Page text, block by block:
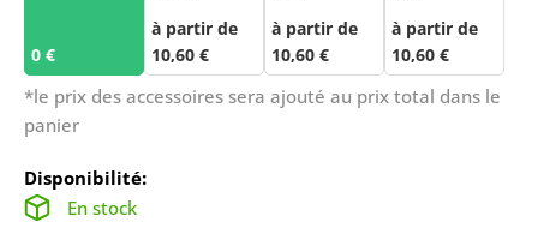
0 €
à partir de
10,60 €
à partir de
10,60 €
à partir de
10,60 €
*le prix des accessoires sera ajouté au prix total dans le
panier
Disponibilité:
En stock